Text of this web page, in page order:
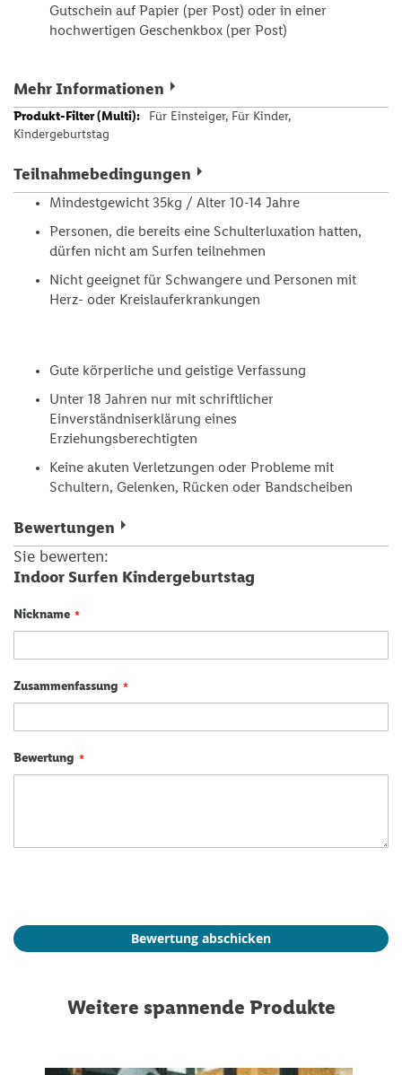
Gutschein auf Papier (per Post) oder in einer
hochwertigen Geschenkbox (per Post)
Mehr Informationen
Mehr
Informationen
Für Einsteiger, Für Kinder,
Kindergeburtstag
Teilnahmebedingungen
Mindestgewicht 35kg / Alter 10-14 Jahre
Personen, die bereits eine Schulterluxation hatten,
dürfen nicht am Surfen teilnehmen
Nicht geeignet für Schwangere und Personen mit
Herz- oder Kreislauferkrankungen
Gute körperliche und geistige Verfassung
Unter 18 Jahren nur mit schriftlicher
Einverständniserklärung eines
Erziehungsberechtigten
Keine akuten Verletzungen oder Probleme mit
Schultern, Gelenken, Rücken oder Bandscheiben
Bewertungen
Sie bewerten:
Indoor Surfen Kindergeburtstag
Nickname
Zusammenfassung
Bewertung
Bewertung abschicken
Weitere spannende Produkte